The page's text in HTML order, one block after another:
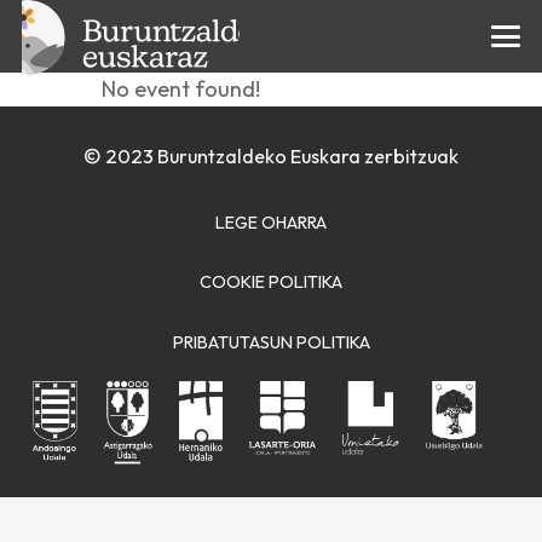
Aurkezpena
No event found!
© 2023 Buruntzaldeko Euskara zerbitzuak
LEGE OHARRA
COOKIE POLITIKA
PRIBATUTASUN POLITIKA